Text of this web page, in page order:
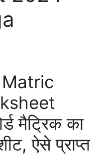
मैट्रिक का
ऐसे प्राप्त